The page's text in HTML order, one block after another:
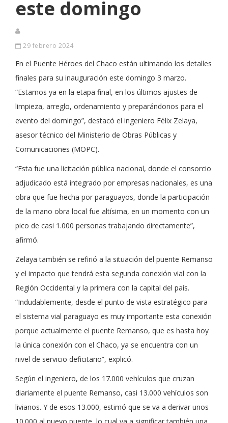
este domingo
29 febrero 2024
En el Puente Héroes del Chaco están ultimando los detalles
finales para su inauguración este domingo 3 marzo.
“Estamos ya en la etapa final, en los últimos ajustes de
limpieza, arreglo, ordenamiento y preparándonos para el
evento del domingo”, destacó el ingeniero Félix Zelaya,
asesor técnico del Ministerio de Obras Públicas y
Comunicaciones (MOPC).
“Esta fue una licitación pública nacional, donde el consorcio
adjudicado está integrado por empresas nacionales, es una
obra que fue hecha por paraguayos, donde la participación
de la mano obra local fue altísima, en un momento con un
pico de casi 1.000 personas trabajando directamente”,
afirmó.
Zelaya también se refirió a la situación del puente Remanso
y el impacto que tendrá esta segunda conexión vial con la
Región Occidental y la primera con la capital del país.
“Indudablemente, desde el punto de vista estratégico para
el sistema vial paraguayo es muy importante esta conexión
porque actualmente el puente Remanso, que es hasta hoy
la única conexión con el Chaco, ya se encuentra con un
nivel de servicio deficitario”, explicó.
Según el ingeniero, de los 17.000 vehículos que cruzan
diariamente el puente Remanso, casi 13.000 vehículos son
livianos. Y de esos 13.000, estimó que se va a derivar unos